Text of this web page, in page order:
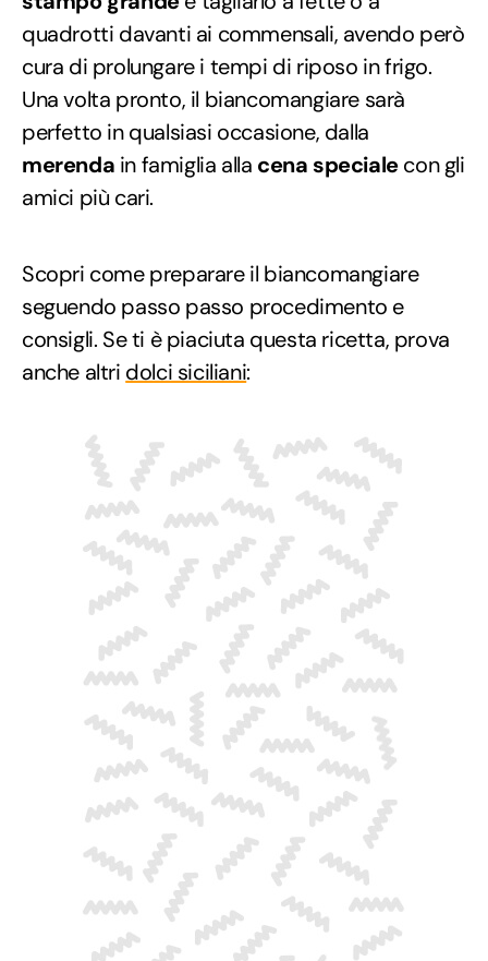
quadrotti davanti ai commensali, avendo però
cura di prolungare i tempi di riposo in frigo.
Una volta pronto, il biancomangiare sarà
perfetto in qualsiasi occasione, dalla
merenda in famiglia alla cena specialecon gli
amici più cari.
Scopri come preparare il biancomangiare
seguendo passo passo procedimento e
consigli. Se ti è piaciuta questa ricetta, prova
anche altri dolci siciliani: